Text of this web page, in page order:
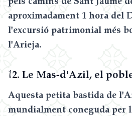
aproximadament 1 hora del
l'excursió patrimonial més
l'Arieja.
12. Le Mas-d'Azil, el
Aquesta petita bastida de
mundialment coneguda per